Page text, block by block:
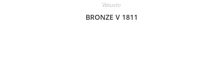
Vesuvio
BRONZE V 1811